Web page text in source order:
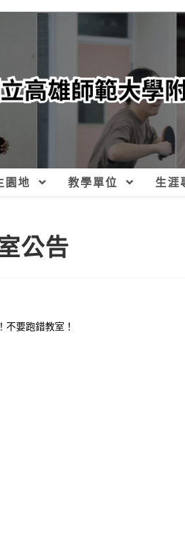
園地 教學單位 生涯
公告
要跑錯教室！